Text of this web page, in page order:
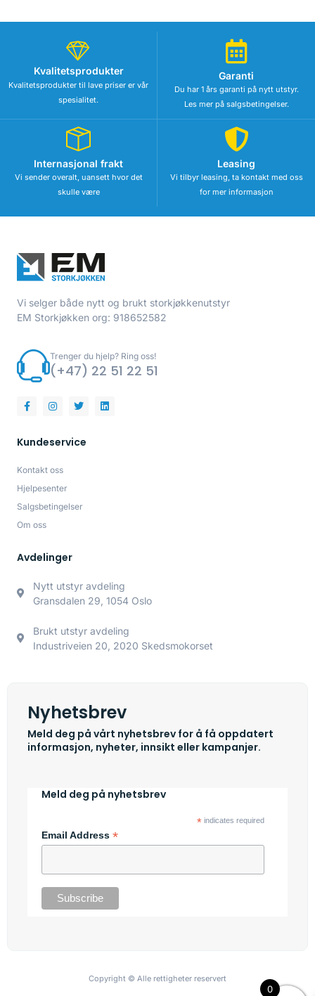
Kvalitetsprodukter
Kvalitetsprodukter til lave priser er vår
spesialitet.
Garanti
Du har 1 års garanti på nytt utstyr.
Les mer på salgsbetingelser.
Internasjonal frakt
Vi sender overalt, uansett hvor det
skulle være
Leasing
Vi tilbyr leasing, ta kontakt med oss
for mer informasjon
Vi selger både nytt og brukt storkjøkkenutstyr
EM Storkjøkken org: 918652582
Trenger du hjelp? Ring oss!
(+47) 22 51 22 51
Kundeservice
Kontakt oss
Hjelpesenter
Salgsbetingelser
Om oss
Avdelinger
Nytt utstyr avdeling
Gransdalen 29, 1054 Oslo
Brukt utstyr avdeling
Industriveien 20, 2020 Skedsmokorset
Nyhetsbrev
Meld deg på vårt nyhetsbrev for å få oppdatert
informasjon, nyheter, innsikt eller kampanjer.
Meld deg på nyhetsbrev
*indicates required
Email Address *
Copyright © Alle rettigheter reservert
0